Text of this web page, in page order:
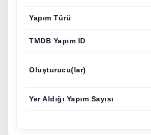
Yapım Türü
TMDB Yapım ID
Oluşturucu(lar)
Yer Aldığı Yapım Sayısı